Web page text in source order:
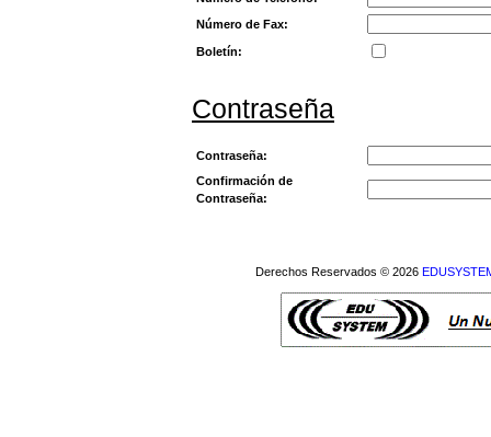
Número de Fax:
Boletín:
Contraseña
Contraseña:
Confirmación de
Contraseña:
Derechos Reservados © 2026